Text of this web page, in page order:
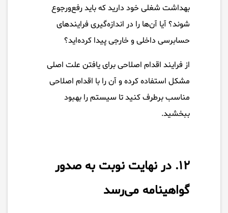
بهداشت شغلی خود دارید که باید رفع‌ورجوع
شوند؟ آیا آن‌ها را در اندازه‌گیری فرایندهای
حسابرسی داخلی و خارجی پیدا کرده‌اید؟
از فرایند اقدام اصلاحی برای یافتن علت اصلی
مشکل استفاده کرده و آن را با اقدام اصلاحی
مناسب برطرف کنید تا سیستم را بهبود
ببخشید.
۱۲. در نهایت نوبت به صدور
گواهینامه می‌رسد